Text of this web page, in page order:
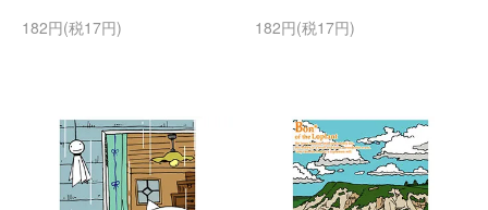
182円(税17円)
182円(税17円)